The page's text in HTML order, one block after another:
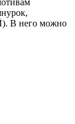
В него можно